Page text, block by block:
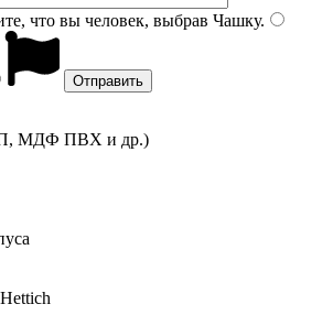
что вы человек, выбрав Чашку.
МДФ ПВХ и др.)